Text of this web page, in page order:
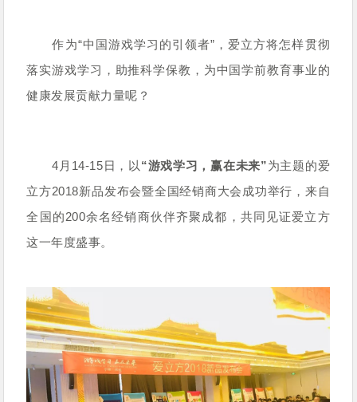
作为“中国游戏学习的引领者”，爱立方将怎样贯彻
落实游戏学习，助推科学保教，为中国学前教育事业的
健康发展贡献力量呢？
4月14-15日，以 “游戏学习，赢在未来”为主题的爱
立方2018新品发布会暨全国经销商大会成功举行，来自
全国的200余名经销商伙伴齐聚成都，共同见证爱立方
这一年度盛事。